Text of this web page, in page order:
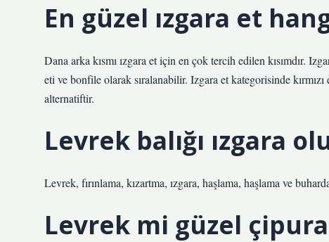
En güzel ızgara et
Dana arka kısmı ızgara et için en çok tercih edilen kısımdır.
eti ve bonfile olarak sıralanabilir. Izgara et kategorisinde
alternatiftir.
Levrek balığı ızgara
Levrek, fırınlama, kızartma, ızgara, haşlama, haşlama ve
Levrek mi güzel çipura